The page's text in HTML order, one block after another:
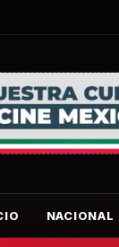
NACIONAL